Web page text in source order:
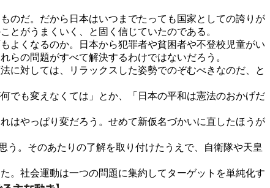
のだ。だから日本はいつまでたっても国家としての誇りが
とがうまくいく、と固く信じていたのである。
よくなるのか。日本から犯罪者や貧困者や不登校児童がい
らの問題がすべて解決するわけではないだろう。
対しては、リラックスした姿勢でのぞむべきなのだ、と
でも変えなくては」とか、「日本の平和は憲法のおかげだ
はやっぱり変だろう。せめて新仮名づかいに直したほうが
。そのあたりの了解を取り付けたうえで、自衛隊や天皇
。社会運動は一つの問題に集約してターゲットを単純化す